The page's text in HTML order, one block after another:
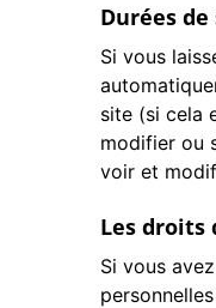
Durées
Si vous
site (si cela
modifier ou
voir et
Les droits
Si vous